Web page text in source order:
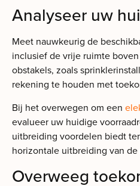
Analyseer uw
Meet nauwkeurig de
inclusief de vrije ruimte
obstakels, zoals
rekening te houden met
Bij het overwegen om een
evalueer uw huidige
uitbreiding voordelen biedt
horizontale uitbreiding van
Overweeg